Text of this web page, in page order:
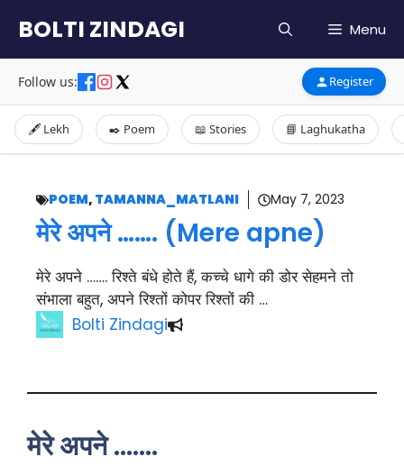
content
BOLTI ZINDAGI Menu
Follow us: Register
🖋️ Lekh ✒️ Poem 📖 Stories 📘 Laghukatha
POEM, TAMANNA_MATLANI May 7, 2023
मेरे अपने ……. (Mere apne)
मेरे अपने ……. रिश्ते बंधे होते हैं, कच्चे धागे की डोर सेहमने तो
संभाला बहुत, अपने रिश्तों कोपर रिश्तों की …
Bolti Zindagi
मेरे अपने …….